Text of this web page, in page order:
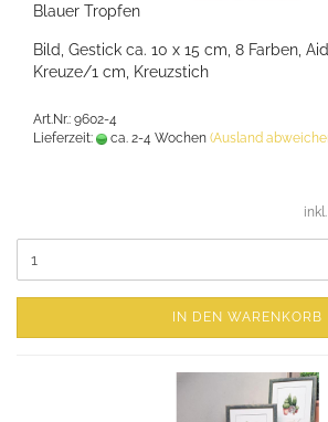
Blauer Tropfen
Bild, Gestick ca. 10 x 15 cm, 8 Farben,
Kreuze/1 cm, Kreuzstich
Art.Nr.: 9602-4
Lieferzeit:
ca. 2-4 Wochen (Ausland
IN DEN WARENKORB